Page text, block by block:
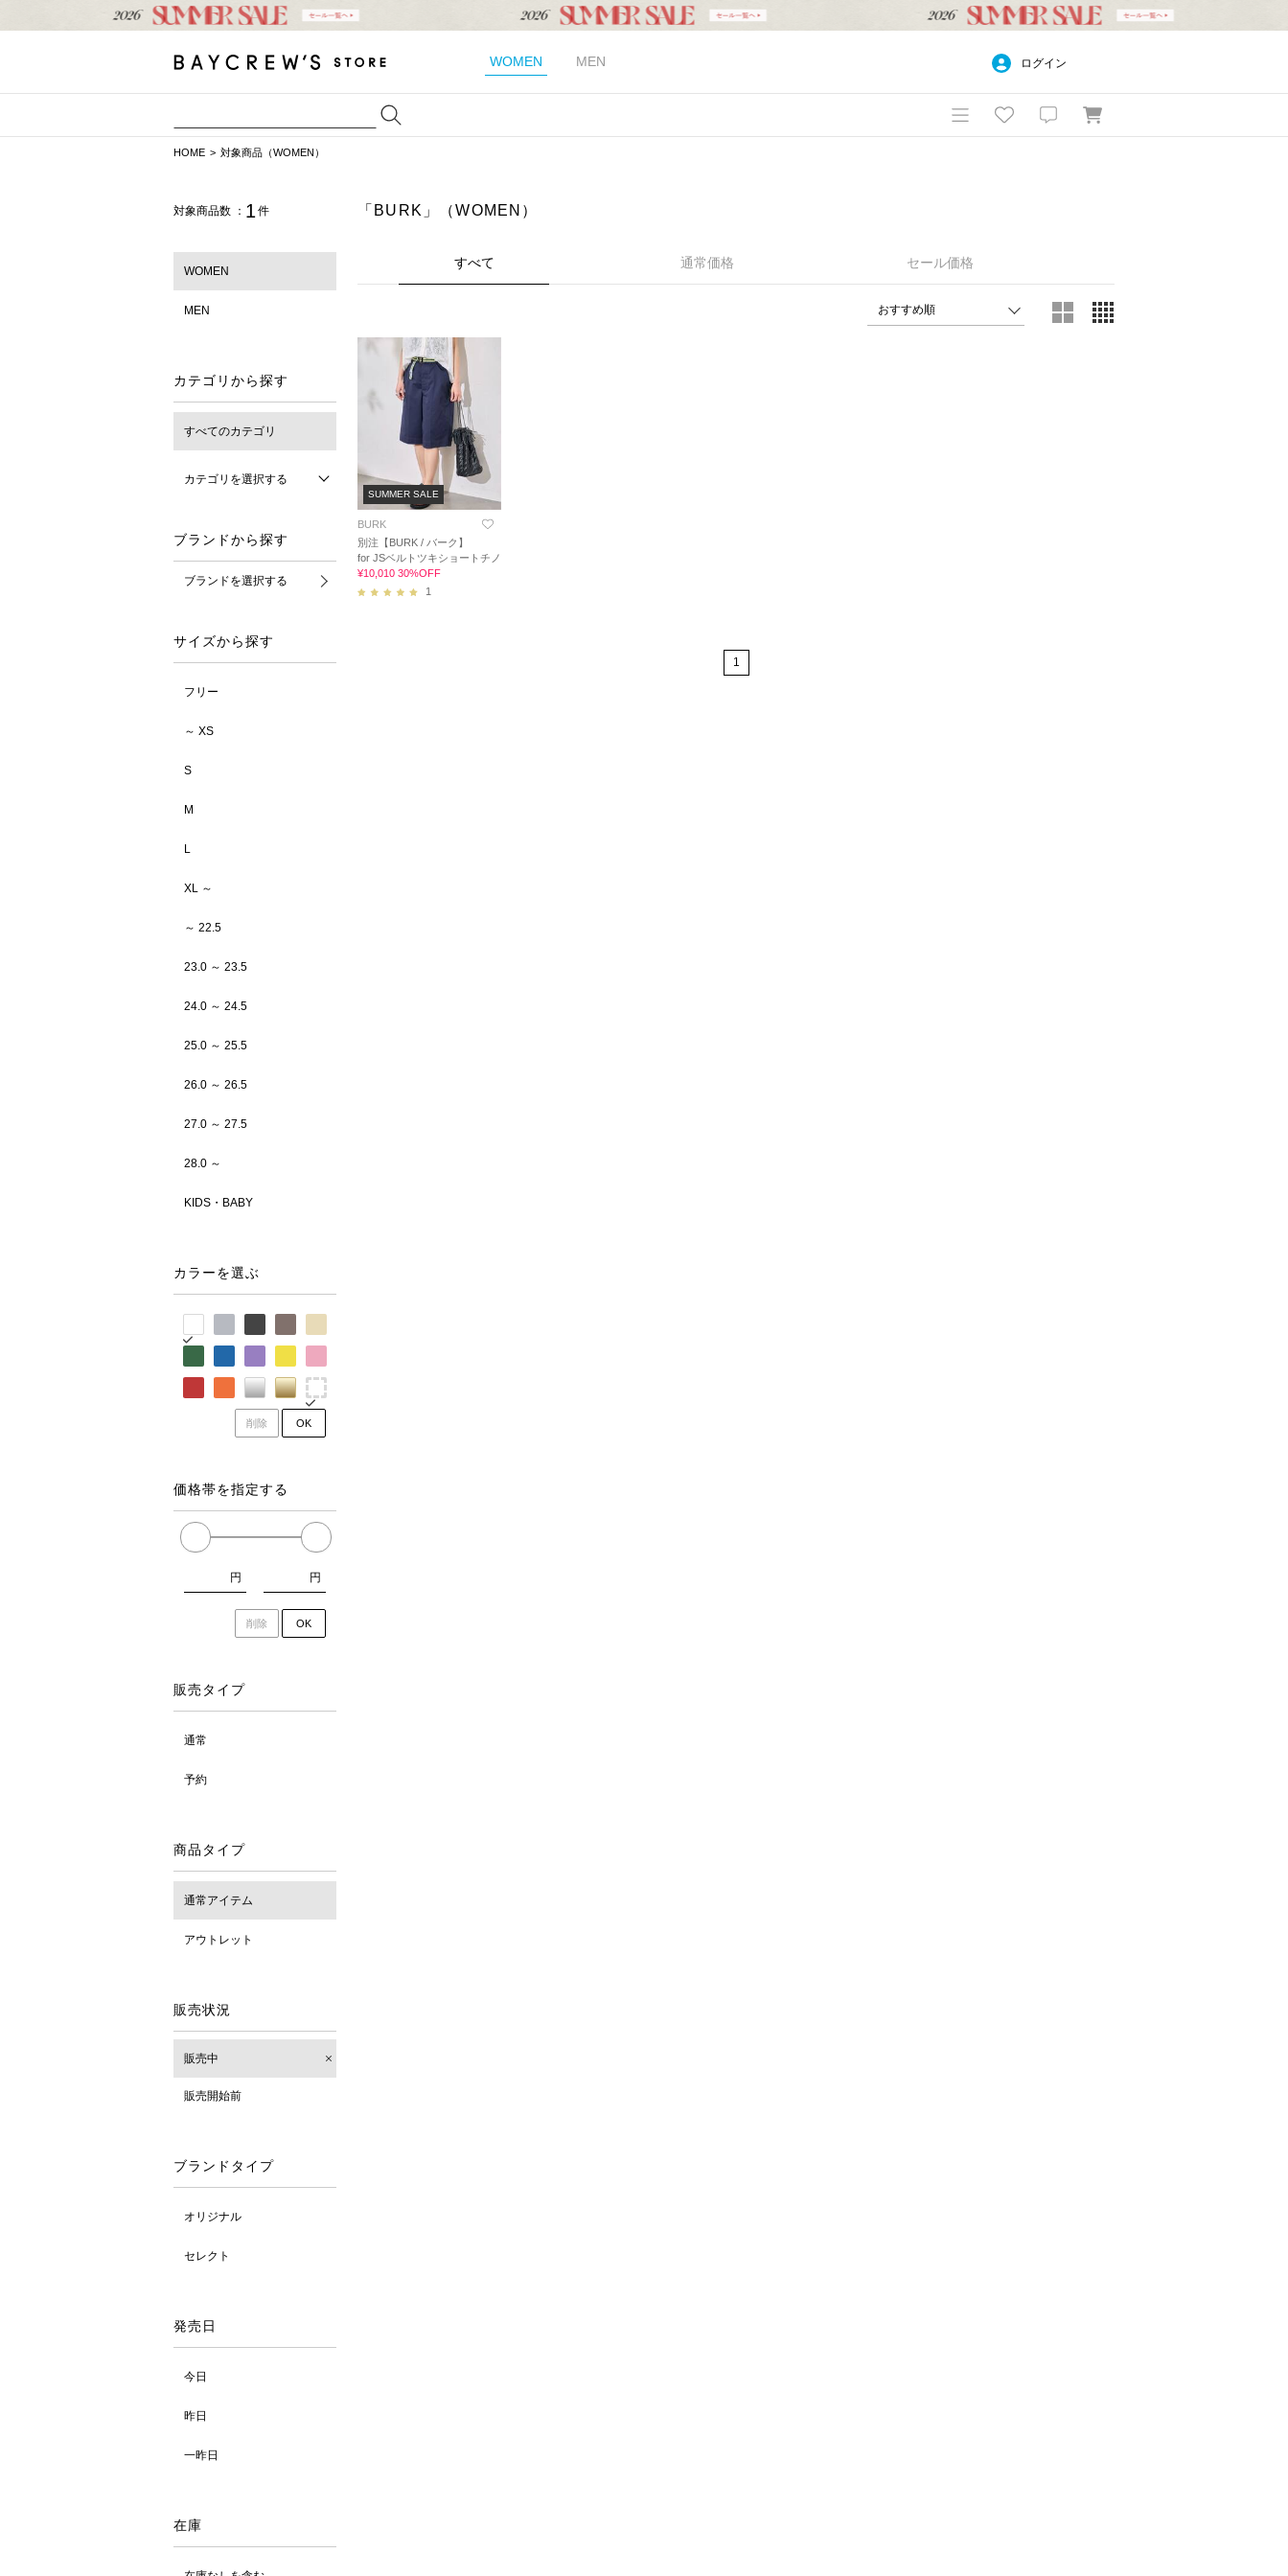
WOMEN MEN ログイン
HOME 対象商品（WOMEN）
対象商品数 ： 1 件
WOMEN
MEN
カテゴリから探す
すべてのカテゴリ
カテゴリを選択する
ブランドから探す
ブランドを選択する
サイズから探す
フリー
～ XS
S
M
L
XL ～
～ 22.5
23.0 ～ 23.5
24.0 ～ 24.5
25.0 ～ 25.5
26.0 ～ 26.5
27.0 ～ 27.5
28.0 ～
KIDS・BABY
カラーを選ぶ
削除 OK
価格帯を指定する
円 円
削除 OK
販売タイプ
通常
予約
商品タイプ
通常アイテム
アウトレット
販売状況
販売中
販売開始前
ブランドタイプ
オリジナル
セレクト
発売日
今日
昨日
一昨日
在庫
「BURK」（WOMEN）
すべて 通常価格 セール価格
SUMMER SALE
BURK
別注【BURK / バーク】
for JSベルトツキショートチノ
¥10,010 30%OFF
1
1